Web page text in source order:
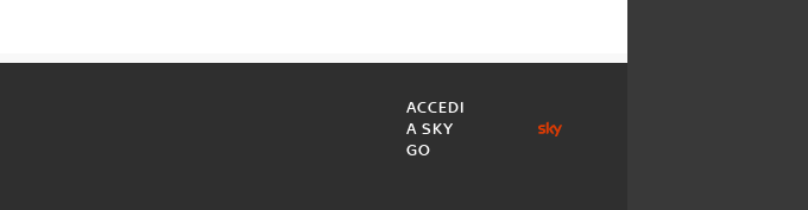
ACCEDI
A SKY
GO